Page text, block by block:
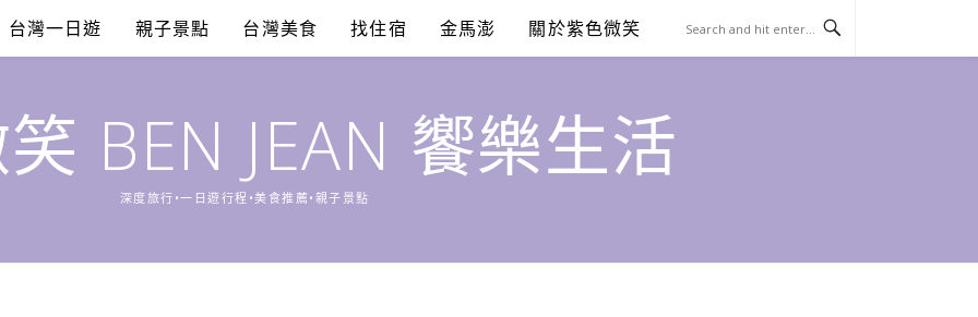
台灣一日遊 親子景點 台灣美食 找住宿 金馬澎 關於紫色微笑
BEN JEAN 饗樂生活
深度旅行•一日遊行程•美食推薦•親子景點